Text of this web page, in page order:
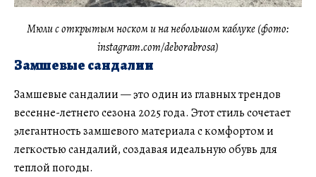
Мюли с открытым носком и на небольшом каблуке (фото:
instagram.com/deborabrosa)
Замшевые сандалии
Замшевые сандалии — это один из главных трендов
весенне-летнего сезона 2025 года. Этот стиль сочетает
элегантность замшевого материала с комфортом и
легкостью сандалий, создавая идеальную обувь для
теплой погоды.